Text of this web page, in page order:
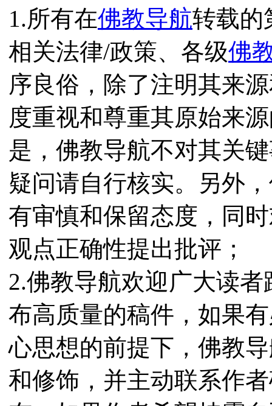
1.所有在佛教导航转载的
相关法律/政策、各级佛
序良俗，除了注明其来
度重视和尊重其原始来
是，佛教导航不对其关
疑问请自行核实。另外
有审慎和保留态度，同
观点正确性提出批评；
2.佛教导航欢迎广大读
布高质量的稿件，如果
心思想的前提下，佛教
和修饰，并主动联系作